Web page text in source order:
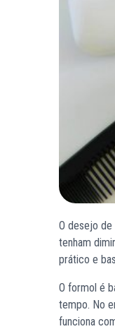
O desejo
tenham
prático e
O formol é
tempo. No
funciona